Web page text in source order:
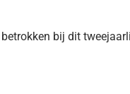
bij dit